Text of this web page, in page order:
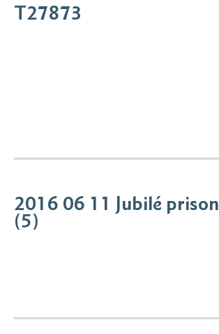
T27873
2016 06 11 Jubilé prison
(5)